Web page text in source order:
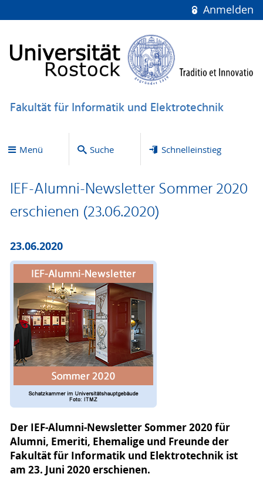
Anmelden
Fakultät für Informatik und Elektrotechnik
Menü Suche Schnelleinstieg
IEF-Alumni-Newsletter Sommer 2020
erschienen (23.06.2020)
23.06.2020
Der IEF-Alumni-Newsletter Sommer 2020 für
Alumni, Emeriti, Ehemalige und Freunde der
Fakultät für Informatik und Elektrotechnik ist
am 23. Juni 2020 erschienen.